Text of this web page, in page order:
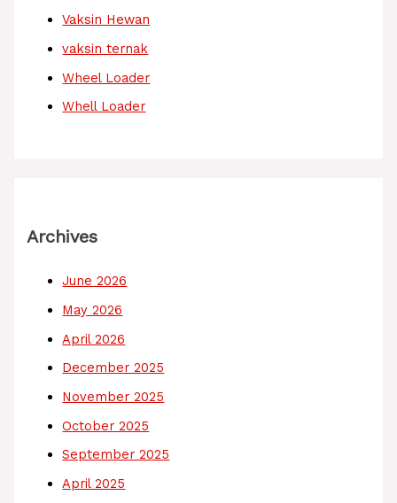
Vaksin Hewan
vaksin ternak
Wheel Loader
Whell Loader
Archives
June 2026
May 2026
April 2026
December 2025
November 2025
October 2025
September 2025
April 2025